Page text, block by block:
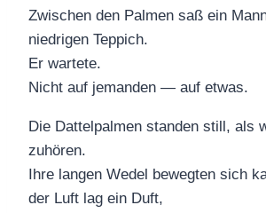
Zwischen den Palmen saß ein
niedrigen Teppich.
Er wartete.
Nicht auf jemanden — auf etwas.
Die Dattelpalmen standen still, als
zuhören.
Ihre langen Wedel bewegten sich
der Luft lag ein Duft,